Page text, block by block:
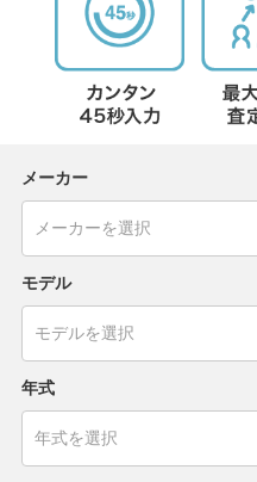
メーカー
モデル
年式